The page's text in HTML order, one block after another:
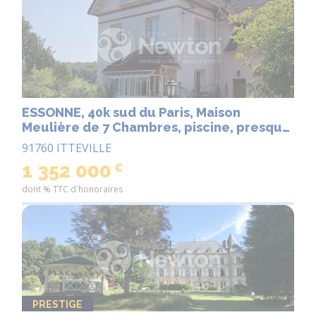
ESSONNE, 40k sud du Paris, Maison
Meulière de 7 Chambres, piscine, presque
1 hectare du terrain
91760 ITTEVILLE
1 352 000 €
dont % TTC d'honoraires
PRESTIGE